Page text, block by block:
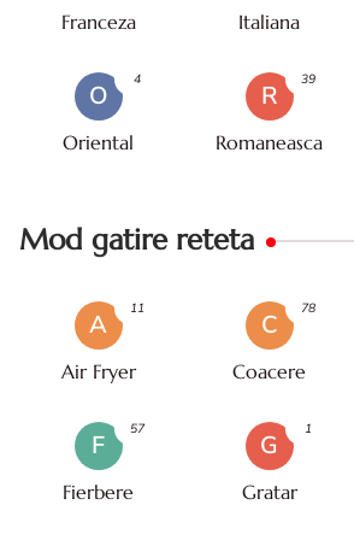
Franceza Italiana
O
Oriental
4
R
Romaneasca
39
Mod gatire reteta
A
Air Fryer
11
C
Coacere
78
F
Fierbere
57
G
Gratar
1